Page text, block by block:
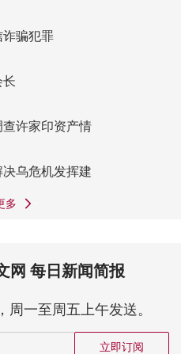
骗犯罪
许家印资产情
乌危机发挥建
多
网 每日新闻简报
一至周五上午发送。
立即订阅